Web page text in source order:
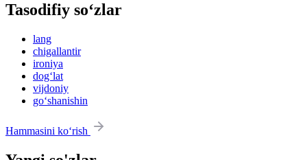
Tasodifiy so‘zlar
lang
chigallantir
ironiya
dog‘lat
vijdoniy
go‘shanishin
Hammasini ko‘rish